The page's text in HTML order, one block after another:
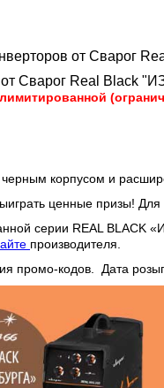
от Сварог
от Сварог Real Black
лимитированной
корпусом и
ценные призы! Для
серии REAL BLACK
производителя.
промо-кодов. Дата